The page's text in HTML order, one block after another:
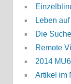
Leben
Die
Remote
2014
Artikel im